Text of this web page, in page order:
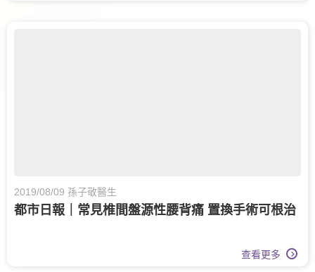
2019/08/09 孫子敬醫生
都市日報｜常見椎間盤源性腰背痛 置換手術可根治
查看更多